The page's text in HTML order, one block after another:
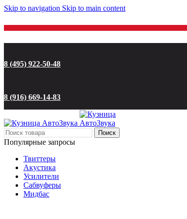
Skip to navigation Skip to main content
8 (495) 922-50-48
8 (916) 669-14-83
Поиск
Популярные запросы
Твиттеры
Акустика
Усилители
Сабвуферы
Мидбас